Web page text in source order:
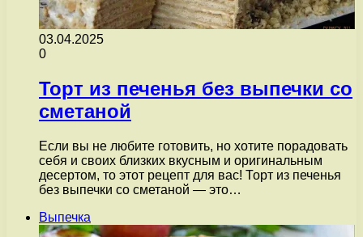
03.04.2025
0
Торт из печенья без выпечки со
сметаной
Если вы не любите готовить, но хотите порадовать
себя и своих близких вкусным и оригинальным
десертом, то этот рецепт для вас! Торт из печенья
без выпечки со сметаной — это…
Выпечка